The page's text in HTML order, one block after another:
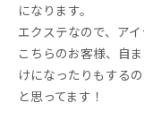
になります。
エクステなので、ア
こちらのお客様、自
けになったりもする
と思ってます！